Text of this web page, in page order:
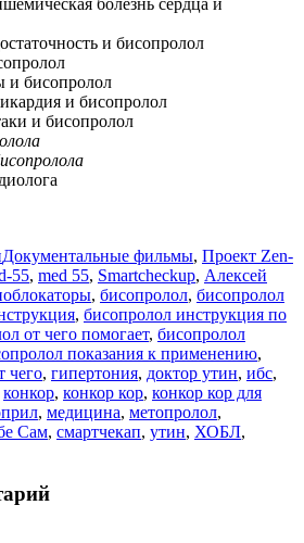
и бисопролол
и бисопролол
и бисопролол
и бисопролол
Рубрики
Документальные фильмы, Проект Zen-
55, med 55, Smartcheckup, Алексей
, бисопролол, бисопролол
, бисопролол инструкция по
от чего помогает, бисопролол
показания к применению,
чего, гипертония, доктор утин, ибс,
конкор, конкор кор, конкор кор для
, медицина, метопролол,
Сам, смартчекап, утин, ХОБЛ,